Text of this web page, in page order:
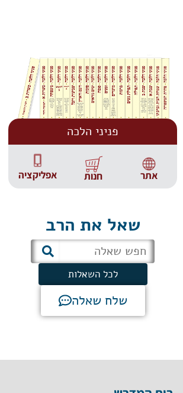
פניני הלכה
אתר חנות אפליקציה
שאל את הרב
לכל השאלות
שלח שאלה